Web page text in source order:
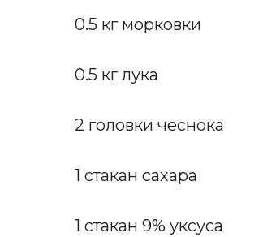
0.5 кг морковки
0.5 кг лука
2 головки чеснока
1 стакан сахара
1 стакан 9% уксуса